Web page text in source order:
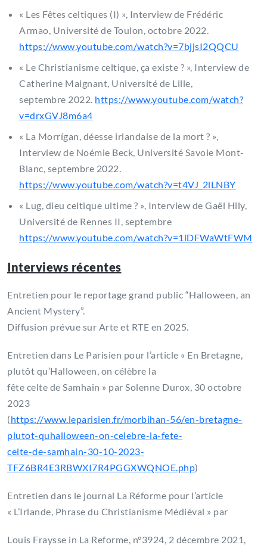
« Les Fêtes celtiques (I) », Interview de Frédéric
Armao, Université de Toulon, octobre 2022.
https://www.youtube.com/watch?v=7bjjsI2QQCU
« Le Christianisme celtique, ça existe ? », Interview de
Catherine Maignant, Université de Lille,
septembre 2022. https://www.youtube.com/watch?
v=drxGVJ8m6a4
« La Morrígan, déesse irlandaise de la mort ? »,
Interview de Noémie Beck, Université Savoie Mont-
Blanc, septembre 2022.
https://www.youtube.com/watch?v=t4VJ_2lLNBY
« Lug, dieu celtique ultime ? », Interview de Gaël Hily,
Université de Rennes II, septembre
https://www.youtube.com/watch?v=1lDFWaWtFWM
Interviews récentes
Entretien pour le reportage grand public “Halloween, an
Ancient Mystery”.
Diffusion prévue sur Arte et RTE en 2025.
Entretien dans Le Parisien pour l’article « En Bretagne,
plutôt qu’Halloween, on célèbre la
fête celte de Samhain » par Solenne Durox, 30 octobre
2023
(https://www.leparisien.fr/morbihan-56/en-bretagne-
plutot-quhalloween-on-celebre-la-fete-
celte-de-samhain-30-10-2023-
TFZ6BR4E3RBWXI7R4PGGXWQNOE.php)
Entretien dans le journal La Réforme pour l’article
« L’Irlande, Phrase du Christianisme Médiéval » par
Louis Fraysse in La Reforme, n°3924, 2 décembre 2021,